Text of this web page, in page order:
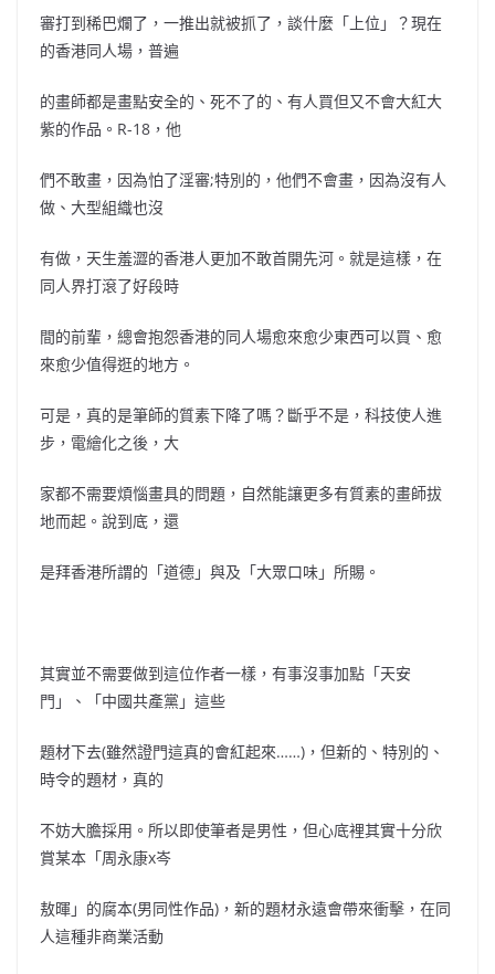
審打到稀巴爛了，一推出就被抓了，談什麼「上位」？現在
的香港同人場，普遍
的畫師都是畫點安全的、死不了的、有人買但又不會大紅大
紫的作品。R-18，他
們不敢畫，因為怕了淫審;特別的，他們不會畫，因為沒有人
做、大型組織也沒
有做，天生羞澀的香港人更加不敢首開先河。就是這樣，在
同人界打滾了好段時
間的前輩，總會抱怨香港的同人場愈來愈少東西可以買、愈
來愈少值得逛的地方。
可是，真的是筆師的質素下降了嗎？斷乎不是，科技使人進
步，電繪化之後，大
家都不需要煩惱畫具的問題，自然能讓更多有質素的畫師拔
地而起。說到底，還
是拜香港所謂的「道德」與及「大眾口味」所賜。
其實並不需要做到這位作者一樣，有事沒事加點「天安
門」、「中國共產黨」這些
題材下去(雖然證門這真的會紅起來……)，但新的、特別的、
時令的題材，真的
不妨大膽採用。所以即使筆者是男性，但心底裡其實十分欣
賞某本「周永康x岑
敖暉」的腐本(男同性作品)，新的題材永遠會帶來衝擊，在同
人這種非商業活動